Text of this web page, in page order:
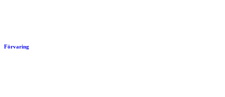
Förvaring